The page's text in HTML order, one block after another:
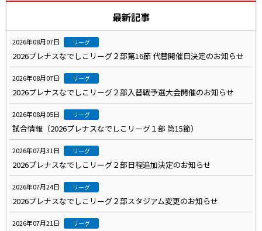
最新記事
2026年08月07日 リーグ
2026プレナスなでしこリーグ２部第16節 代替開催日決定のお知らせ
2026年08月07日 リーグ
2026プレナスなでしこリーグ２部入替戦予選大会開催のお知らせ
2026年08月05日 リーグ
試合情報（2026プレナスなでしこリーグ１部 第15節）
2026年07月31日 リーグ
2026プレナスなでしこリーグ２部日程追加決定のお知らせ
2026年07月24日 リーグ
2026プレナスなでしこリーグ２部スタジアム変更のお知らせ
2026年07月21日 リーグ